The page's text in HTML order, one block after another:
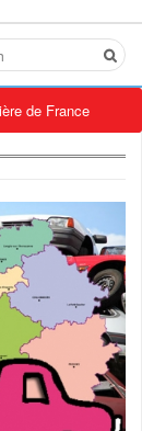
de France